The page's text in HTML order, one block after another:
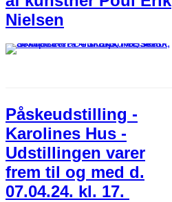
Nielsen
Påskeudstilling -
Karolines Hus -
Udstillingen varer
frem til og med d.
07.04.24. kl. 17.